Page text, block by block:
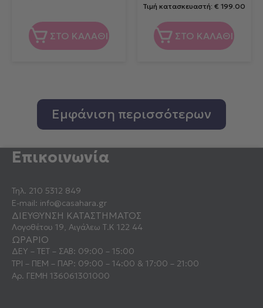
ΣΤΟ ΚΑΛΑΘΙ
Τιμή κατασκευαστή:€ 199.00
ΣΤΟ ΚΑΛΑΘΙ
Εμφάνιση περισσότερων
Επικοινωνία
Τηλ. 210 5312 849
E-mail: info@casahara.gr
ΔΙΕΥΘΥΝΣΗ ΚΑΤΑΣΤΗΜΑΤΟΣ
Λογοθέτου 19, Αιγάλεω Τ.Κ 122 44
ΩΡΑΡΙΟ
ΔΕΥ – ΤΕΤ – ΣΑΒ: 09:00 – 15:00
ΤΡΙ – ΠΕΜ – ΠΑΡ: 09:00 – 14:00 & 17:00 – 21:00
Αρ. ΓΕΜΗ 136061301000